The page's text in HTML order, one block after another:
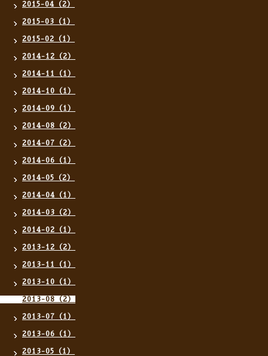
2015-04（2）
2015-03（1）
2015-02（1）
2014-12（2）
2014-11（1）
2014-10（1）
2014-09（1）
2014-08（2）
2014-07（2）
2014-06（1）
2014-05（2）
2014-04（1）
2014-03（2）
2014-02（1）
2013-12（2）
2013-11（1）
2013-10（1）
2013-08（2）
2013-07（1）
2013-06（1）
2013-05（1）